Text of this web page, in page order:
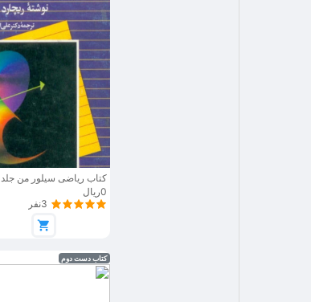
کتاب ریاضی سیلور من جلد ۳
0ریال
3نفر
کتاب دست دوم